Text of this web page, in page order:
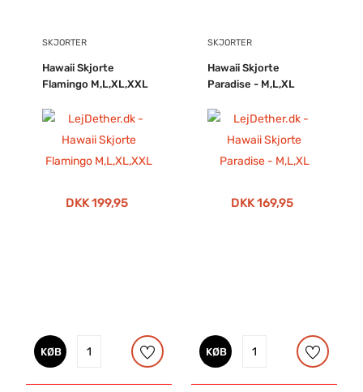
SKJORTER
Hawaii Skjorte
Flamingo M,L,XL,XXL
DKK 199,95
KØB
SKJORTER
Hawaii Skjorte
Paradise - M,L,XL
DKK 169,95
KØB